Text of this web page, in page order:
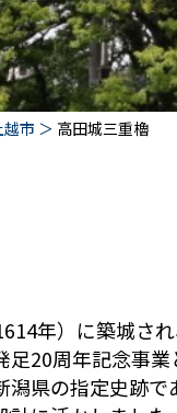
越市 高田城三重櫓
年）に築城さ
足20周年記念事
潟県の指定史跡